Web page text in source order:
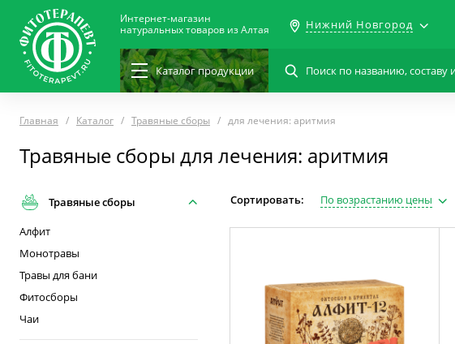
Интернет-магазин
натуральных товаров из Алтая
Нижний Новгород
Каталогпродукции
Главная Каталог Травяные сборы для лечения: аритмия
Травяные сборы для лечения: аритмия
Травяные сборы
Алфит
Монотравы
Травы для бани
Фитосборы
Чаи
Сортировать: По возрастанию цены